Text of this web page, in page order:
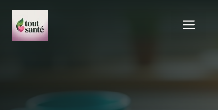
contenu